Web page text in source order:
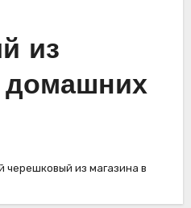
из
домашних
черешковый из магазина в